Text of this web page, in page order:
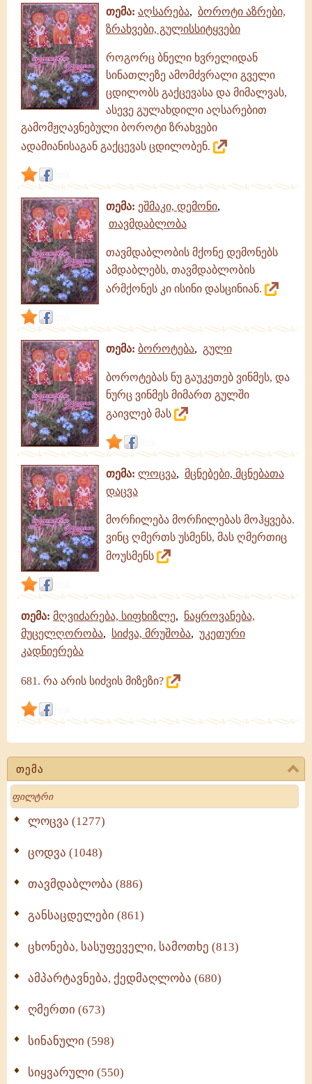
თემა
Search
ლოცვა (1277)
ცოდვა (1048)
თავმდაბლობა (886)
განსაცდელები (861)
ცხონება, სასუფეველი, სამოთხე (813)
ამპარტავნება, ქედმაღლობა (680)
ღმერთი (673)
სინანული (598)
სიყვარული (550)
თემა: აღსარება, ბოროტი აზრები,
ზრახვები, გულისსიტყვები
როგორც ბნელი ხვრელიდან
სინათლეზე ამომძვრალი გველი
ცდილობს გაქცევასა და მიმალვას,
ასევე გულახდილი აღსარებით
გამომჟღავნებული ბოროტი ზრახვები
ადამიანისაგან გაქცევას ცდილობენ.
თემა: ეშმაკი, დემონი,
თავმდაბლობა
თავმდაბლობის მქონე დემონებს
ამდაბლებს, თავმდაბლობის
არმქონეს კი ისინი დასცინიან.
თემა: ბოროტება, გული
ბოროტებას ნუ გაუკეთებ ვინმეს, და
ნურც ვინმეს მიმართ გულში
გაივლებ მას
თემა: ლოცვა, მცნებები, მცნებათა
დაცვა
მორჩილება მორჩილებას მოჰყვება.
ვინც ღმერთს უსმენს, მას ღმერთიც
მოუსმენს
თემა: მღვიძარება, სიფხიზლე, ნაყროვანება,
მუცელღორობა, სიძვა, მრუშობა, უკეთური
კადნიერება
681. რა არის სიძვის მიზეზი?